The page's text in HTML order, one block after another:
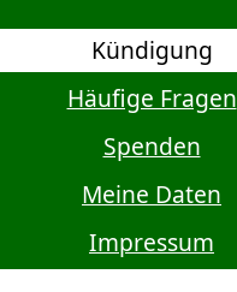
Kündigung
Häufige Fragen
Spenden
Meine Daten
Impressum